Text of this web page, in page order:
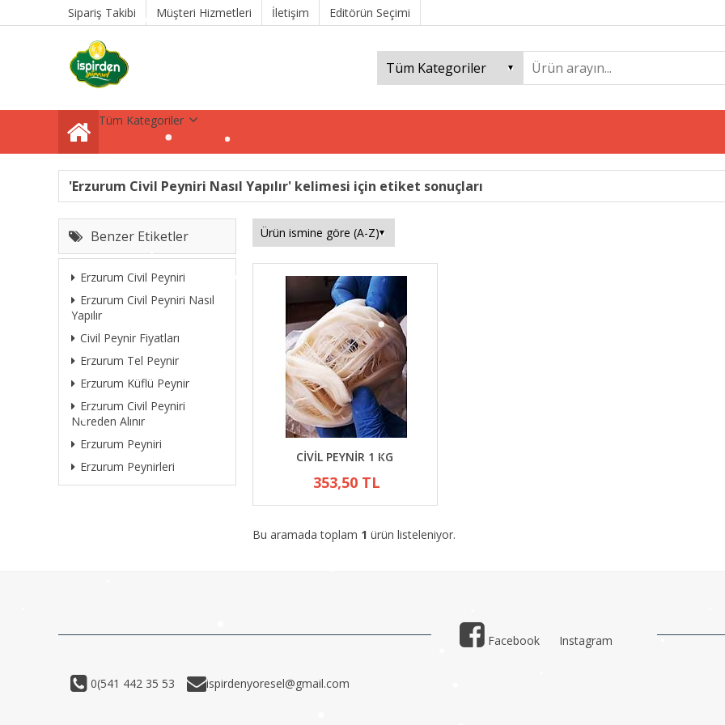
Sipariş Takibi Müşteri Hizmetleri İletişim Editörün Seçimi
Tüm Kategoriler
'Erzurum Civil Peyniri Nasıl Yapılır' kelimesi için etiket sonuçları
Benzer Etiketler
Erzurum Civil Peyniri
Erzurum Civil Peyniri Nasıl
Yapılır
Civil Peynir Fiyatları
Erzurum Tel Peynir
Erzurum Küflü Peynir
Erzurum Civil Peyniri
Nereden Alınır
Erzurum Peyniri
Erzurum Peynirleri
CİVİL PEYNİR 1 KG
353,50 TL
Bu aramada toplam 1 ürün listeleniyor.
Facebook Instagram
0(541 442 35 53 ispirdenyoresel@gmail.com